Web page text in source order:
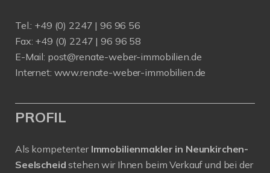
Tel.: +49 (0) 2247 | 96 96 56
Fax: +49 (0) 2247 | 96 96 58
E-Mail: post@renate-weber-immobilien.de
Internet: www.renate-weber-immobilien.de
PROFIL
Als kompetenter Immobilienmakler in Neunkirchen-
Seelscheidstehen wir Ihnen beim Verkauf und bei der